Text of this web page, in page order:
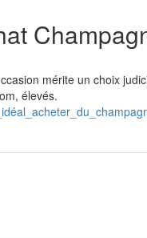
mérite un choix
élevés.